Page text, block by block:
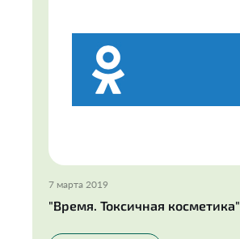
7 марта 2019
"Время. Токсичная косметика"